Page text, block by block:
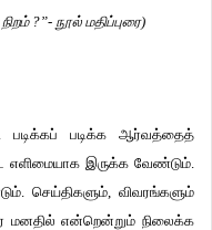
?”- நூல் மதிப்புரை)
படிக்கப் படிக்க ஆர்வத்தைத்
எளிமையாக இருக்க வேண்டும்.
செய்திகளும், விவரங்களும்
மனதில் என்றென்றும் நிலைக்க